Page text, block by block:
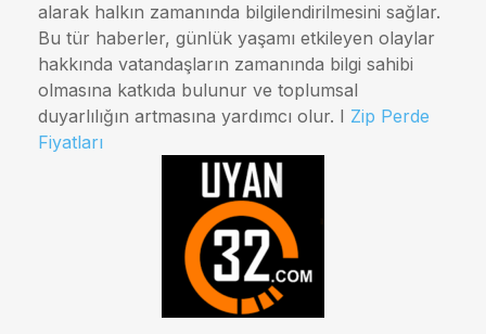
alarak halkın zamanında bilgilendirilmesini sağlar.
Bu tür haberler, günlük yaşamı etkileyen olaylar
hakkında vatandaşların zamanında bilgi sahibi
olmasına katkıda bulunur ve toplumsal
duyarlılığın artmasına yardımcı olur. I Zip Perde
Fiyatları